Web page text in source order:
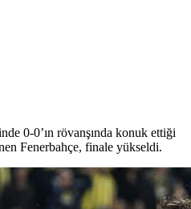
0-0’ın rövanşında konuk ettiği
Fenerbahçe, finale yükseldi.